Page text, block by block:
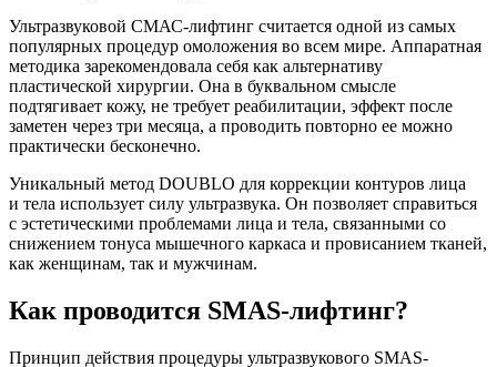
Ультразвуковой СМАС-лифтинг считается одной из самых
популярных процедур омоложения во всем мире. Аппаратная
методика зарекомендовала себя как альтернативу
пластической хирургии. Она в буквальном смысле
подтягивает кожу, не требует реабилитации, эффект после
заметен через три месяца, а проводить повторно ее можно
практически бесконечно.
Уникальный метод DOUBLO для коррекции контуров лица
и тела использует силу ультразвука. Он позволяет справиться
с эстетическими проблемами лица и тела, связанными со
снижением тонуса мышечного каркаса и провисанием тканей,
как женщинам, так и мужчинам.
Как проводится SMAS-лифтинг?
Принцип действия процедуры ультразвукового SMAS-